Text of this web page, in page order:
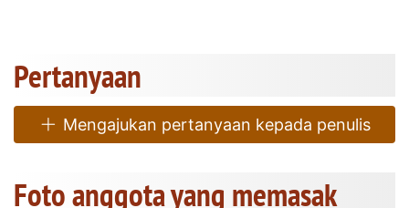
Pertanyaan
Mengajukan pertanyaan kepada penulis
Foto anggota yang memasak